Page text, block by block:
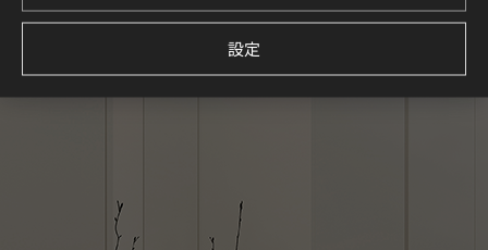
設定